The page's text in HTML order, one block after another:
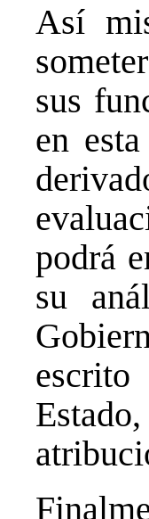
Así
sus
en
podrá
su
escrito